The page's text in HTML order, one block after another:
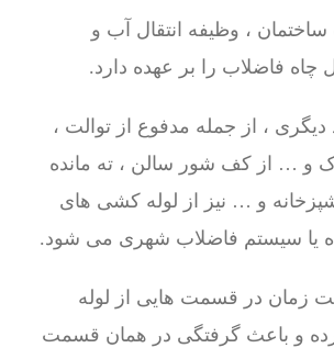
، وظیفه انتقال آب و
چاه فاضلاب را بر عهده دارد.
، از جمله مدفوع از توالت ،
و … از کف شور سالن ، ته مانده
و … نیز از لوله کشی های
یا سیستم فاضلاب شهری می شود.
زمان در قسمت هایی از لوله
و باعث گرفتگی در همان قسمت